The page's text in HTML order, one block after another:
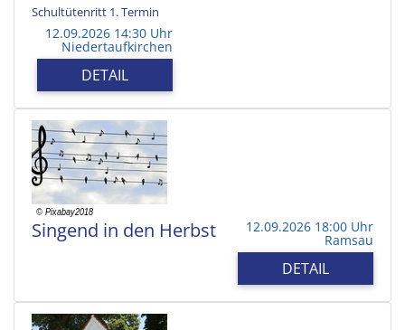
Schultütenritt 1. Termin
12.09.2026 14:30 Uhr
Niedertaufkirchen
DETAIL
Singend in den Herbst 12.09.2026 18:00 Uhr
Ramsau
DETAIL